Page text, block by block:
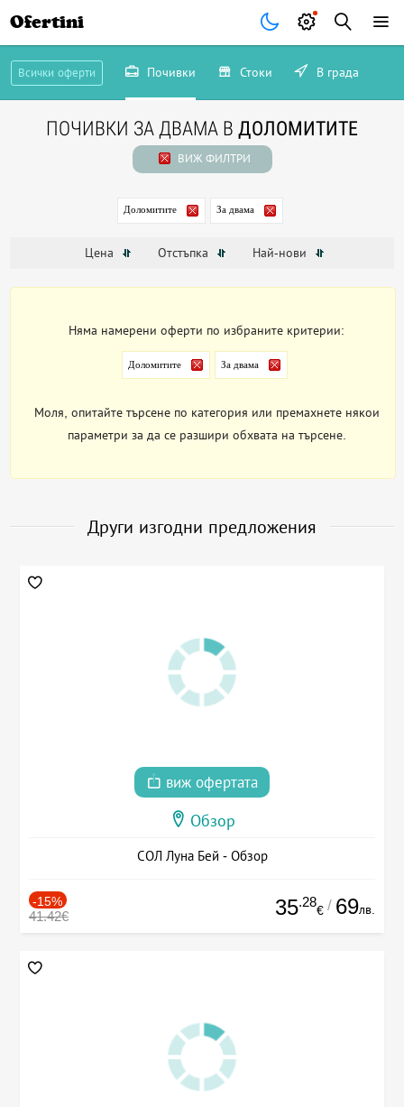
Ofertini
Всички оферти Почивки Стоки В града
ПОЧИВКИ ЗА ДВАМА В ДОЛОМИТИТЕ
ВИЖ ФИЛТРИ
Доломитите За двама
Цена Отстъпка Най-нови
Няма намерени оферти по избраните критерии:
Доломитите За двама
Моля, опитайте търсене по категория или премахнете някои
параметри за да се разшири обхвата на търсене.
Други изгодни предложения
виж офертата
Обзор
СОЛ Луна Бей - Обзор
-15%
41.42€ 35.28
€ / 69лв.